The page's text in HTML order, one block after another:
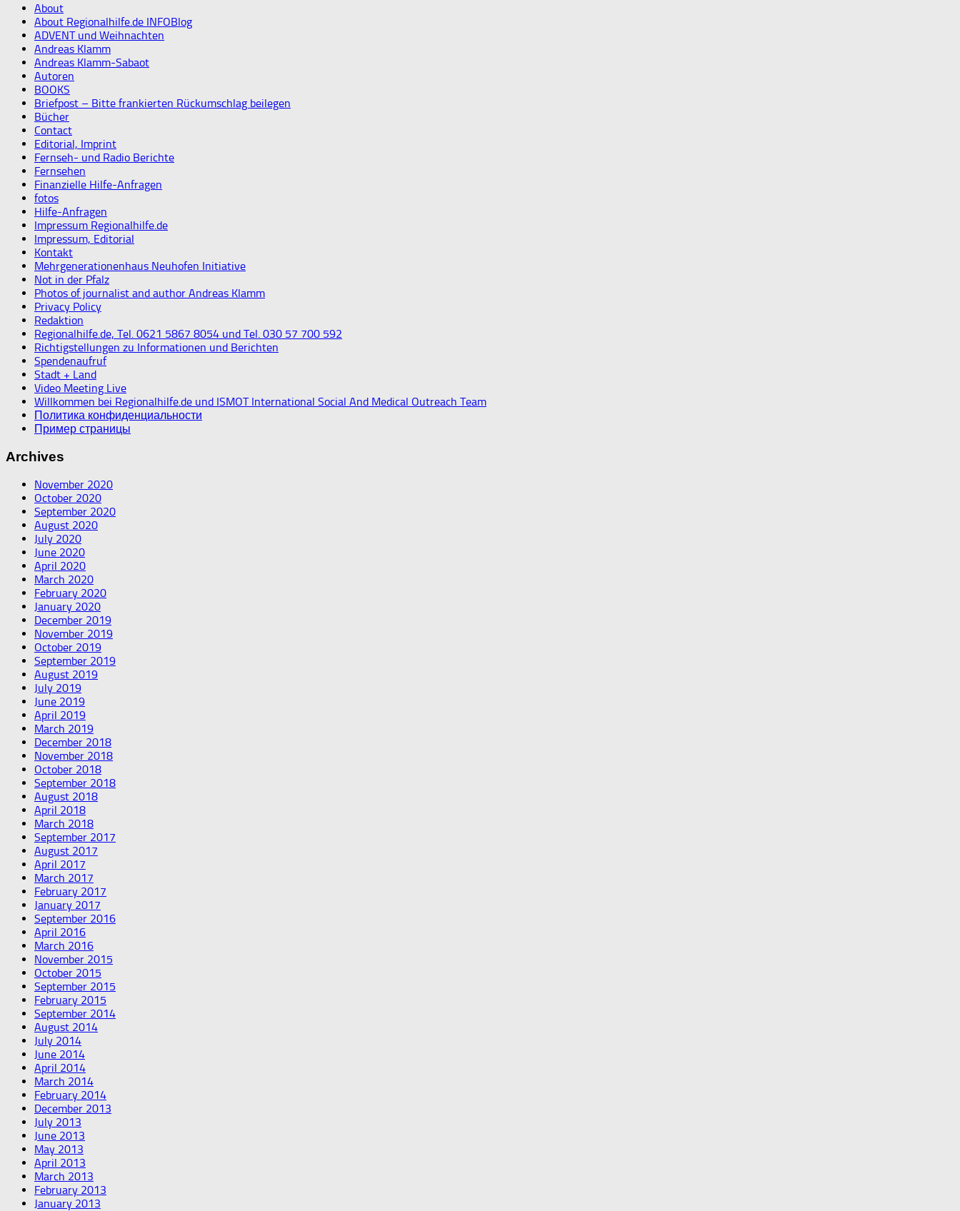
About
About Regionalhilfe.de INFOBlog
ADVENT und Weihnachten
Andreas Klamm
Andreas Klamm-Sabaot
Autoren
BOOKS
Briefpost – Bitte frankierten Rückumschlag beilegen
Bücher
Contact
Editorial, Imprint
Fernseh- und Radio Berichte
Fernsehen
Finanzielle Hilfe-Anfragen
fotos
Hilfe-Anfragen
Impressum Regionalhilfe.de
Impressum, Editorial
Kontakt
Mehrgenerationenhaus Neuhofen Initiative
Not in der Pfalz
Photos of journalist and author Andreas Klamm
Privacy Policy
Redaktion
Regionalhilfe.de, Tel. 0621 5867 8054 und Tel. 030 57 700 592
Richtigstellungen zu Informationen und Berichten
Spendenaufruf
Stadt + Land
Video Meeting Live
Willkommen bei Regionalhilfe.de und ISMOT International Social And Medical Outreach Team
Политика конфиденциальности
Пример страницы
Archives
November 2020
October 2020
September 2020
August 2020
July 2020
June 2020
April 2020
March 2020
February 2020
January 2020
December 2019
November 2019
October 2019
September 2019
August 2019
July 2019
June 2019
April 2019
March 2019
December 2018
November 2018
October 2018
September 2018
August 2018
April 2018
March 2018
September 2017
August 2017
April 2017
March 2017
February 2017
January 2017
September 2016
April 2016
March 2016
November 2015
October 2015
September 2015
February 2015
September 2014
August 2014
July 2014
June 2014
April 2014
March 2014
February 2014
December 2013
July 2013
June 2013
May 2013
April 2013
March 2013
February 2013
January 2013